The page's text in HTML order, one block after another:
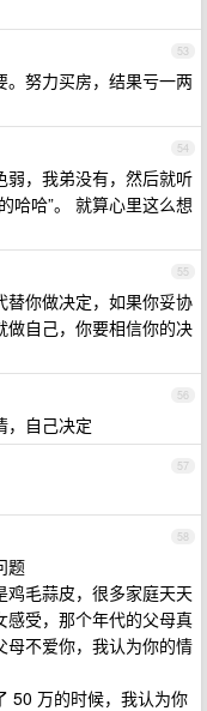
53
。努力买房，结果亏一两
54
弱，我弟没有，然后就听
哈哈”。 就算心里这么想
55
替你做决定，如果你妥协
做自己，你要相信你的决
56
，自己决定
57
58
题
鸡毛蒜皮，很多家庭天天
感受，那个年代的父母真
母不爱你，我认为你的情
50 万的时候，我认为你